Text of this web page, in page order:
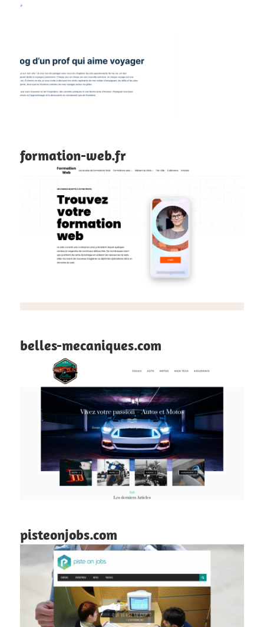
formation-web.fr
belles-mecaniques.com
pisteonjobs.com